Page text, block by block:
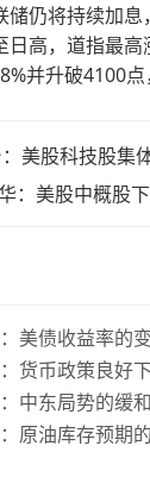
仍将持续加
高，道指最
并升破4100
美股科技股集
：美股中概股
美债收益率的
货币政策良好
中东局势的缓
原油库存预期